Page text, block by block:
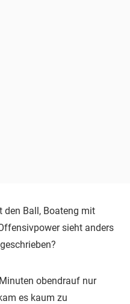
den Ball, Boateng mit
sieht anders
obendrauf nur
es kaum zu